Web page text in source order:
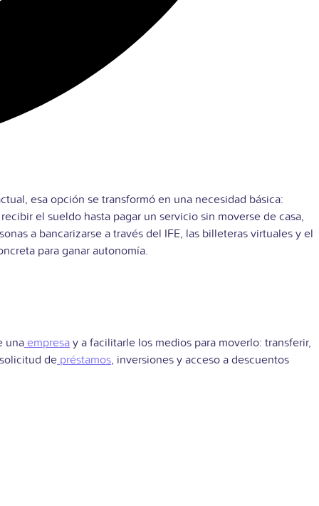
esa opción se transformó en una necesidad básica:
el sueldo hasta pagar un servicio sin moverse de casa,
a bancarizarse a través del IFE, las billeteras virtuales y el
para ganar autonomía.
una empresa y a facilitarle los medios para moverlo: transferir,
de préstamos, inversiones y acceso a descuentos